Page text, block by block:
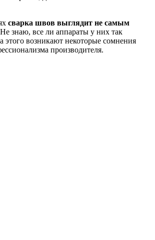
сварка швов выглядит не самым
знаю, все ли аппараты у них так
этого возникают некоторые сомнения
производителя.